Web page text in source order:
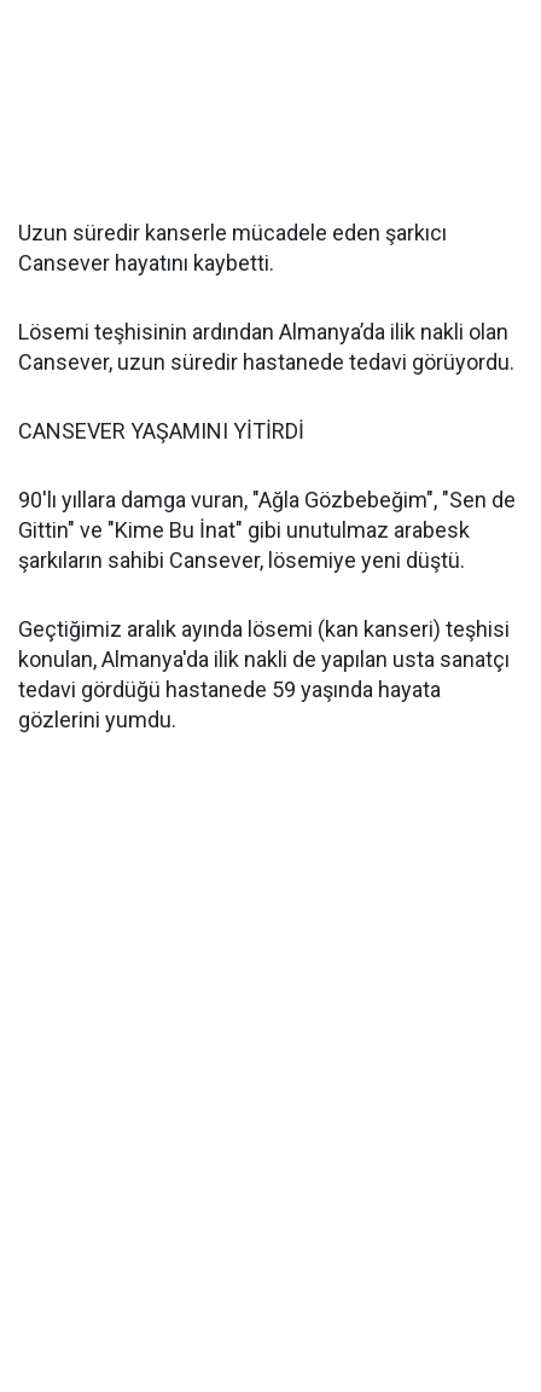
Uzun süredir kanserle mücadele eden şarkıcı
Cansever hayatını kaybetti.
Lösemi teşhisinin ardından Almanya’da ilik nakli olan
Cansever, uzun süredir hastanede tedavi görüyordu.
CANSEVER YAŞAMINI YİTİRDİ
90'lı yıllara damga vuran, "Ağla Gözbebeğim", "Sen de
Gittin" ve "Kime Bu İnat" gibi unutulmaz arabesk
şarkıların sahibi Cansever, lösemiye yeni düştü.
Geçtiğimiz aralık ayında lösemi (kan kanseri) teşhisi
konulan, Almanya'da ilik nakli de yapılan usta sanatçı
tedavi gördüğü hastanede 59 yaşında hayata
gözlerini yumdu.